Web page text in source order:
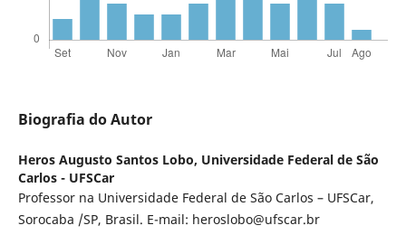
Biografia do Autor
Heros Augusto Santos Lobo, Universidade Federal de São
Carlos - UFSCar
Professor na Universidade Federal de São Carlos – UFSCar,
Sorocaba /SP, Brasil. E-mail: heroslobo@ufscar.br